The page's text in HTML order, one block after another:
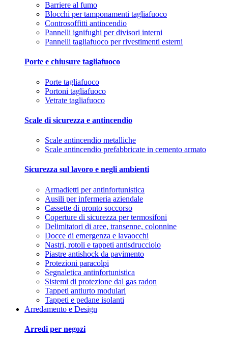
Barriere al fumo
Blocchi per tamponamenti tagliafuoco
Controsoffitti antincendio
Pannelli ignifughi per divisori interni
Pannelli tagliafuoco per rivestimenti esterni
Porte e chiusure tagliafuoco
Porte tagliafuoco
Portoni tagliafuoco
Vetrate tagliafuoco
Scale di sicurezza e antincendio
Scale antincendio metalliche
Scale antincendio prefabbricate in cemento armato
Sicurezza sul lavoro e negli ambienti
Armadietti per antinfortunistica
Ausili per infermeria aziendale
Cassette di pronto soccorso
Coperture di sicurezza per termosifoni
Delimitatori di aree, transenne, colonnine
Docce di emergenza e lavaocchi
Nastri, rotoli e tappeti antisdrucciolo
Piastre antishock da pavimento
Protezioni paracolpi
Segnaletica antinfortunistica
Sistemi di protezione dal gas radon
Tappeti antiurto modulari
Tappeti e pedane isolanti
Arredamento e Design
Arredi per negozi